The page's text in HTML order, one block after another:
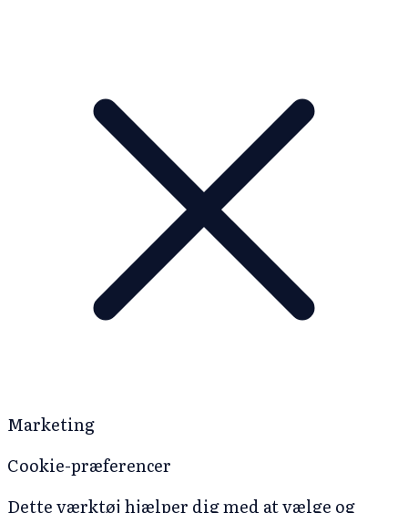
Marketing
Cookie-præferencer
Dette værktøj hjælper dig med at vælge og